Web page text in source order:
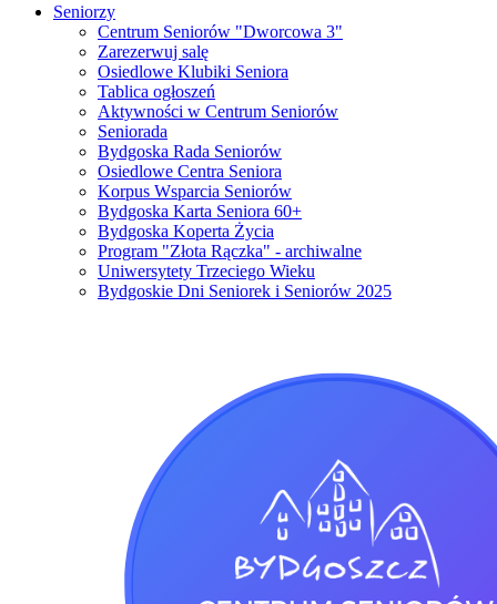
Seniorzy
Centrum Seniorów "Dworcowa 3"
Zarezerwuj salę
Osiedlowe Klubiki Seniora
Tablica ogłoszeń
Aktywności w Centrum Seniorów
Seniorada
Bydgoska Rada Seniorów
Osiedlowe Centra Seniora
Korpus Wsparcia Seniorów
Bydgoska Karta Seniora 60+
Bydgoska Koperta Życia
Program "Złota Rączka" - archiwalne
Uniwersytety Trzeciego Wieku
Bydgoskie Dni Seniorek i Seniorów 2025